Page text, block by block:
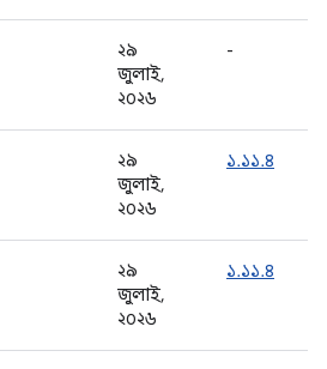
২৯
জুলাই,
২০২৬
-
২৯
জুলাই,
২০২৬
১.১১.৪
২৯
জুলাই,
২০২৬
১.১১.৪